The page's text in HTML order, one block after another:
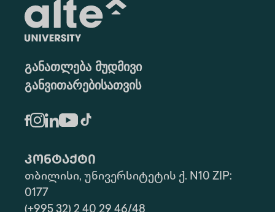
განათლება მუდმივი
განვითარებისათვის
კონტაქტი
თბილისი, უნივერსიტეტის ქ. N10 ZIP:
0177